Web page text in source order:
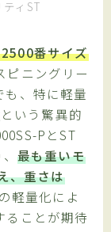
ィST
番サイズ
ピニングリー
も、特に軽量
いう驚異的
PとST
最も重いモ
、重さは
軽量化によ
ることが期待